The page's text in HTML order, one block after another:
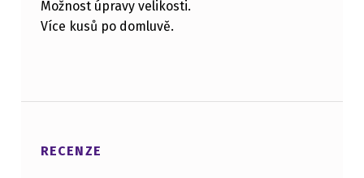
Možnost úpravy velikosti.
Více kusů po domluvě.
RECENZE